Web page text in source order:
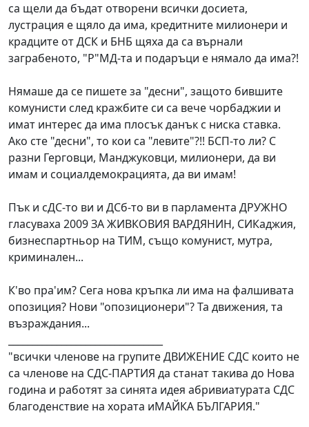
са щели да бъдат отворени всички досиета,
лустрация е щяло да има, кредитните милионери и
крадците от ДСК и БНБ щяха да са върнали
заграбеното, "Р"МД-та и подаръци е нямало да има?!
Нямаше да се пишете за "десни", защото бившите
комунисти след кражбите си са вече чорбаджии и
имат интерес да има плосък данък с ниска ставка.
Ако сте "десни", то кои са "левите"?!! БСП-то ли? С
разни Герговци, Манджуковци, милионери, да ви
имам и социалдемокрацията, да ви имам!
Пък и сДС-то ви и ДСб-то ви в парламента ДРУЖНО
гласуваха 2009 ЗА ЖИВКОВИЯ ВАРДЯНИН, СИКаджия,
бизнеспартньор на ТИМ, също комунист, мутра,
криминален...
К'во пра'им? Сега нова кръпка ли има на фалшивата
опозиция? Нови "опозиционери"? Та движения, та
възраждания...
"всички членове на групите ДВИЖЕНИЕ СДС които не
са членове на СДС-ПАРТИЯ да станат такива до Нова
година и работят за синята идея абривиатурата СДС
благоденствие на хората иМАЙКА БЪЛГАРИЯ."